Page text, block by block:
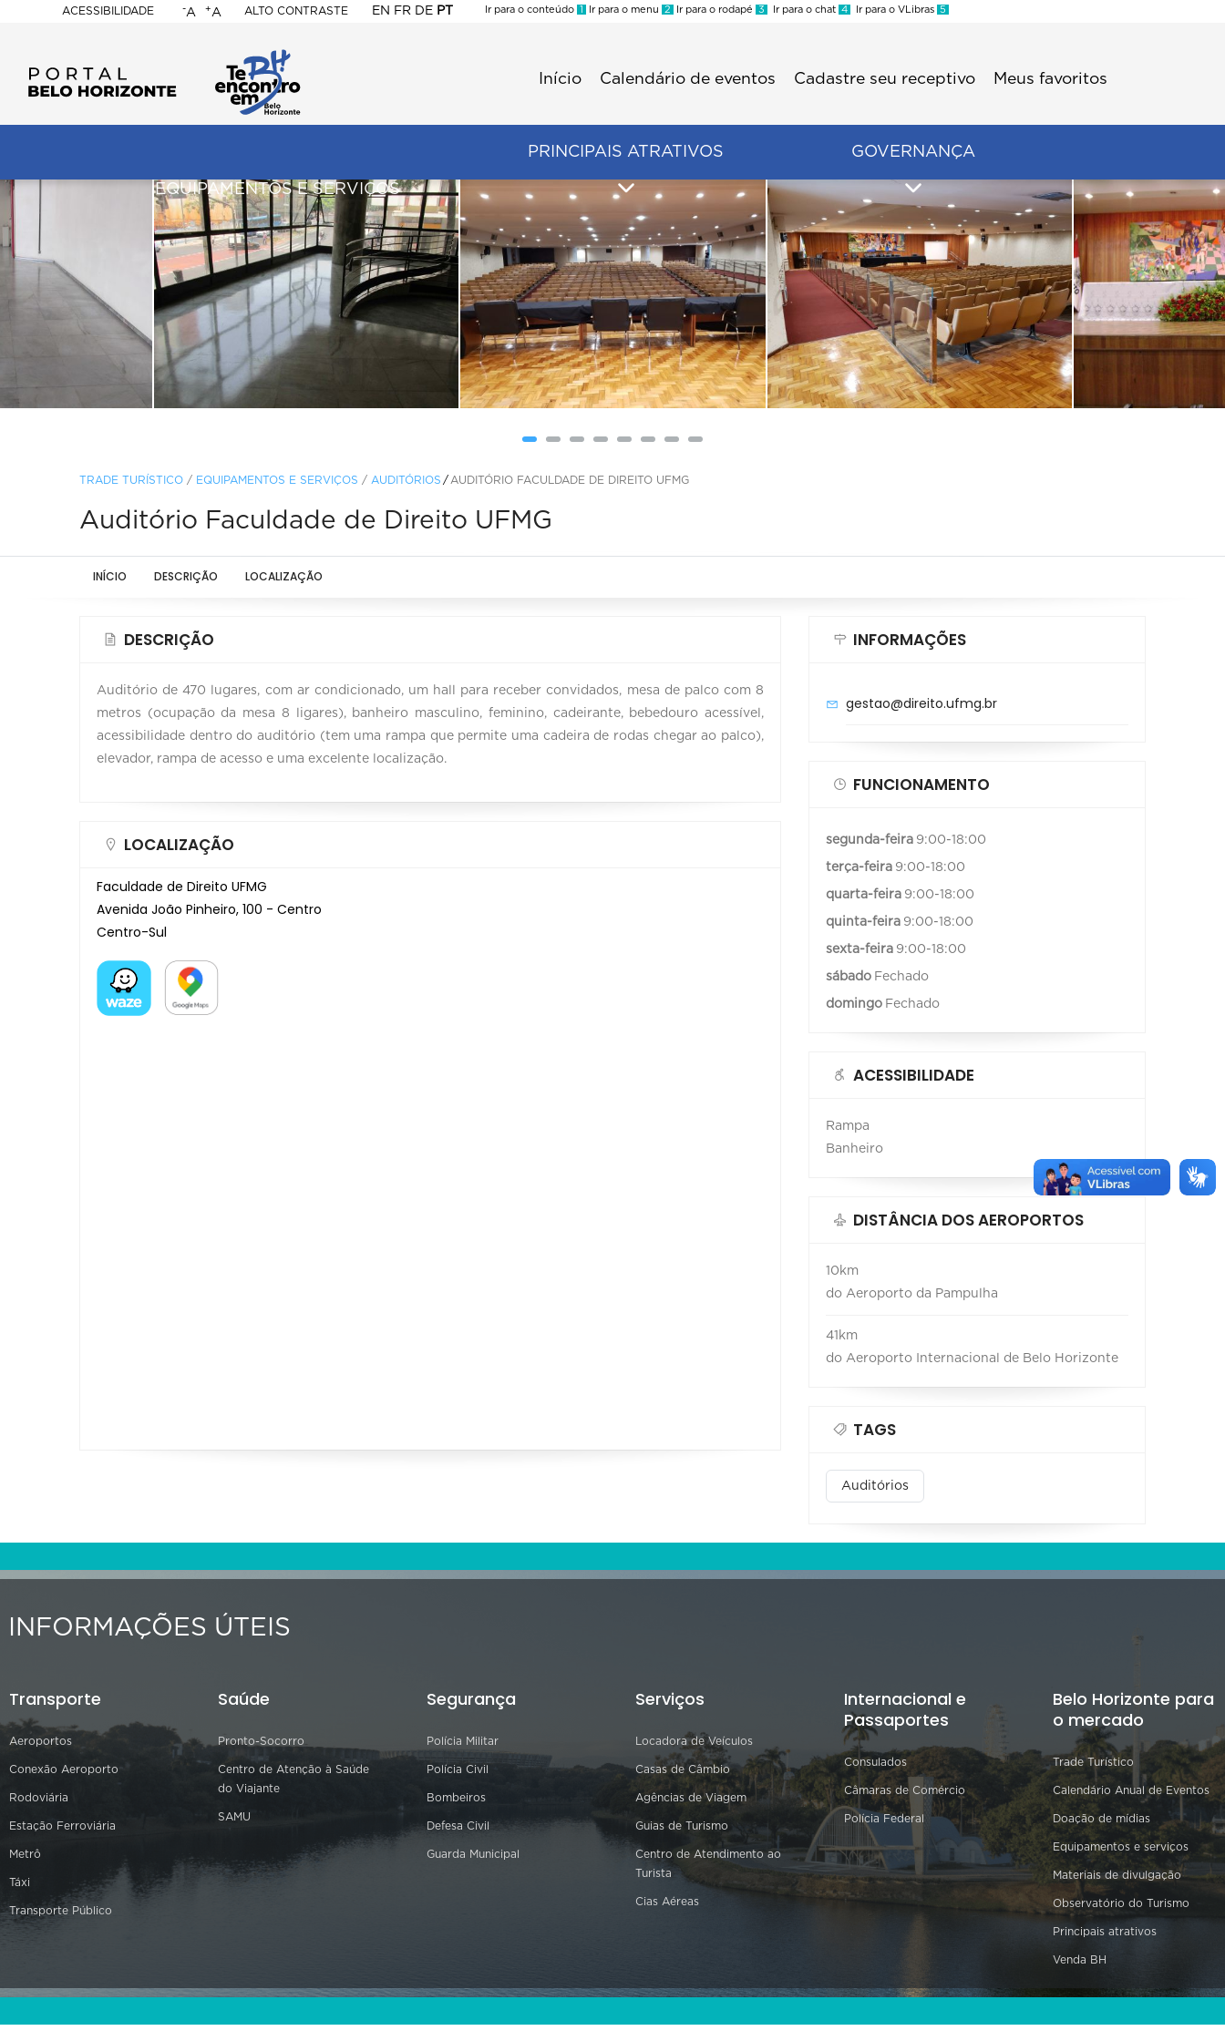
ACESSIBILIDADE
BELO
-A +A ALTO CONTRASTE EN FR DE PT
Ir para o conteúdo 1 Ir para o menu 2 Ir para o rodapé 3 Ir para o chat 4 Ir para o VLibras 5
Início Calendário de eventos Cadastre seu receptivo Meus favoritos
EQUIPAMENTOS E SERVIÇOS
PRINCIPAIS ATRATIVOS GOVERNANÇA
TRADE TURÍSTICO / EQUIPAMENTOS E SERVIÇOS / AUDITÓRIOS AUDITÓRIO FACULDADE DE DIREITO UFMG
Auditório Faculdade de Direito UFMG
INÍCIO DESCRIÇÃO LOCALIZAÇÃO
DESCRIÇÃO
Auditório de 470 lugares, com ar condicionado, um hall para receber convidados, mesa de palco com 8
metros (ocupação da mesa 8 ligares), banheiro masculino, feminino, cadeirante, bebedouro acessível,
acessibilidade dentro do auditório (tem uma rampa que permite uma cadeira de rodas chegar ao palco),
elevador, rampa de acesso e uma excelente localização.
LOCALIZAÇÃO
Faculdade de Direito UFMG
Avenida João Pinheiro, 100 - Centro
Centro-Sul
INFORMAÇÕES
gestao@direito.ufmg.br
FUNCIONAMENTO
segunda-feira 9:00-18:00
terça-feira 9:00-18:00
quarta-feira 9:00-18:00
quinta-feira 9:00-18:00
sexta-feira 9:00-18:00
sábado Fechado
domingo Fechado
ACESSIBILIDADE
Rampa
Banheiro
DISTÂNCIA DOS AEROPORTOS
10km
do Aeroporto da Pampulha
41km
do Aeroporto Internacional de Belo Horizonte
TAGS
Auditórios
INFORMAÇÕES ÚTEIS
Transporte
Aeroportos
Conexão Aeroporto
Rodoviária
Estação Ferroviária
Metrô
Táxi
Transporte Público
Saúde
Pronto-Socorro
Centro de Atenção à Saúde
do Viajante
SAMU
Segurança
Polícia Militar
Polícia Civil
Bombeiros
Defesa Civil
Guarda Municipal
Serviços
Locadora de Veículos
Casas de Câmbio
Agências de Viagem
Guias de Turismo
Centro de Atendimento ao
Turista
Cias Aéreas
Internacional e
Passaportes
Consulados
Câmaras de Comércio
Polícia Federal
Belo Horizonte para
o mercado
Trade Turístico
Calendário Anual de Eventos
Doação de mídias
Equipamentos e serviços
Materiais de divulgação
Observatório do Turismo
Principais atrativos
Venda BH